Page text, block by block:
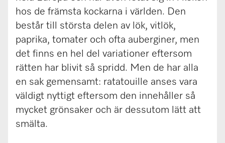
hos de främsta kockarna i världen. Den
består till största delen av lök, vitlök,
paprika, tomater och ofta auberginer, men
det finns en hel del variationer eftersom
rätten har blivit så spridd. Men de har alla
en sak gemensamt: ratatouille anses vara
väldigt nyttigt eftersom den innehåller så
mycket grönsaker och är dessutom lätt att
smälta.